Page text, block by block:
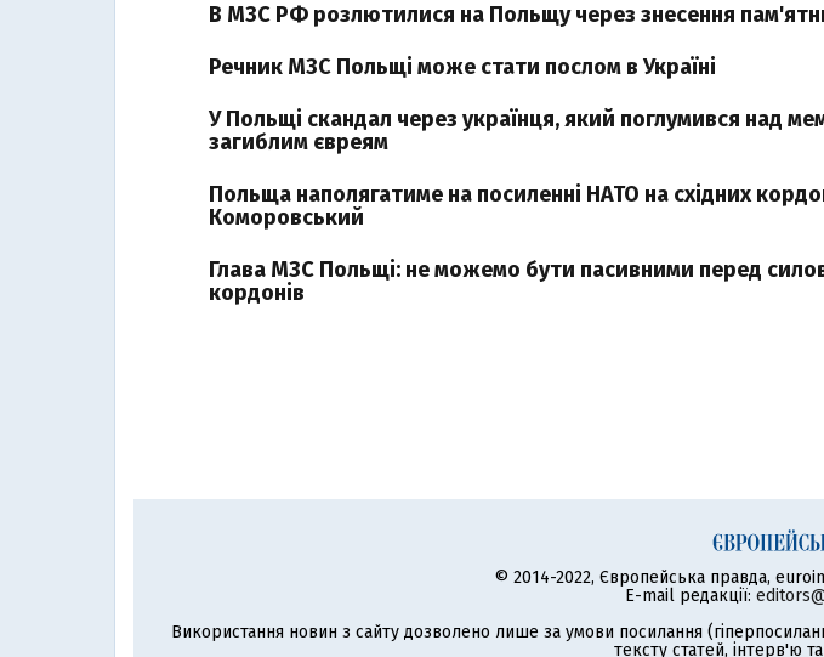
В МЗС РФ розлютилися на Польщу через знесення
Речник МЗС Польщі може стати послом в Україні
У Польщі скандал через українця, який поглумився над
загиблим євреям
Польща наполягатиме на посиленні НАТО на східних
Коморовський
Глава МЗС Польщі: не можемо бути пасивними перед
кордонів
© 2014-2022, Європейська правда,
E-mail редакції:
Використання новин з сайту дозволено лише за умови посилання
тексту статей, інтерв'ю